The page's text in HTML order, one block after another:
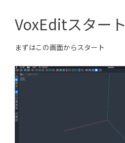
VoxEditスタート
まずはこの画面からスタート